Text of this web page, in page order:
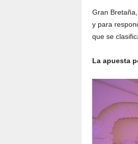
Gran
y para
que se
La apuesta